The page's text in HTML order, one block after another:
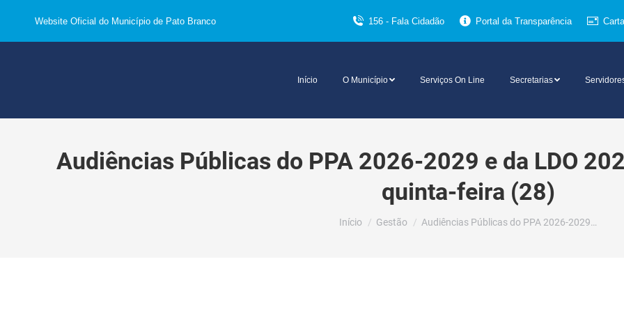
Website Oficial do Município de Pato Branco 156 - Fala Cidadão Portal da Transparência
Início O Município Serviços On Line Secretarias
Audiências Públicas do PPA 2026-2029 e da LDO
quinta-feira (28)
Você está aqui:
Início Gestão Audiências Públicas do PPA 2026-2029…